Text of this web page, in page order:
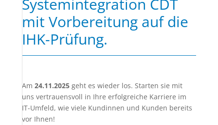
Systemintegration CDT
mit Vorbereitung auf die
IHK-Prüfung.
Am 24.11.2025geht es wieder los. Starten sie mit
uns vertrauensvoll in Ihre erfolgreiche Karriere im
IT-Umfeld, wie viele Kundinnen und Kunden bereits
vor Ihnen!